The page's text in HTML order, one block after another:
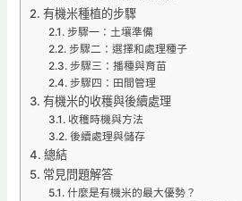
有機米種植的步驟
步驟一：土壤準備
步驟二：選擇和處理種子
步驟三：播種與育苗
步驟四：田間管理
有機米的收穫與後續處理
收穫時機與方法
後續處理與儲存
總結
常見問題解答
什麼是有機米的最大優勢？